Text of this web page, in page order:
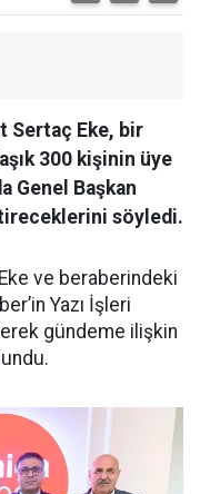
Sertaç Eke, bir
300 kişinin üye
Genel Başkan
söyledi.
ve beraberindeki
Yazı İşleri
gündeme ilişkin